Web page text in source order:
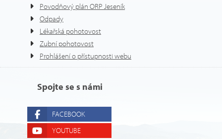
Povodňový plán ORP Jeseník
Odpady
Lékařská pohotovost
Zubní pohotovost
Prohlášení o přístupnosti webu
Spojte se s námi
FACEBOOK
YOUTUBE